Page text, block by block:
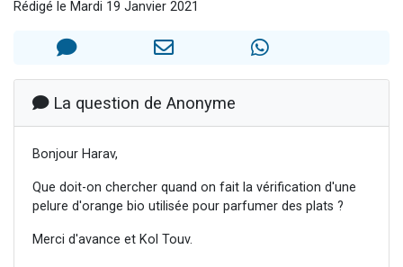
6 personnes viennent de faire un don pour 5 enfants déjà orphelins risquent de perdre leur maman
2 personnes viennent de faire un don pour Reloger Rivka, 6 enfants, victime de violences...
Il reste 49 places pour étudier en groupe sur Zoom
3 personnes viennent de faire un don pour Diane, 80 ans, dans un appartement insalubre
Rédigé le Mardi 19 Janvier 2021
La question de Anonyme
Bonjour Harav,
Que doit-on chercher quand on fait la vérification d'une
pelure d'orange bio utilisée pour parfumer des plats ?
Merci d'avance et Kol Touv.